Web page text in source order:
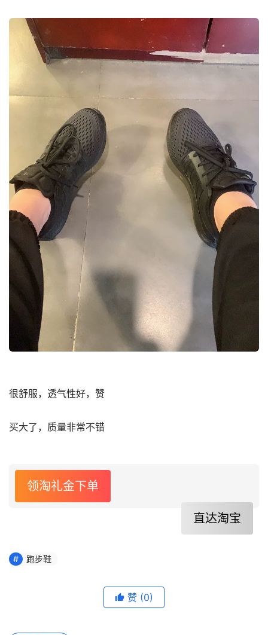
很舒服，透气性好，赞
买大了，质量非常不错
领淘礼金下单
直达淘宝
跑步鞋
赞 (0)